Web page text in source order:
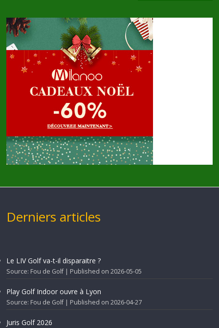
Derniers articles
Le LIV Golf va-t-il disparaitre ?
Source: Fou de Golf Published on 2026-05-05
Play Golf Indoor ouvre à Lyon
Source: Fou de Golf Published on 2026-04-27
Juris Golf 2026